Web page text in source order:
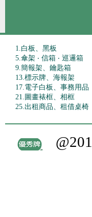
1.白板、黑板
5.傘架 ‧ 信箱 ‧ 巡邏箱
9.簡報架、鑰匙箱
13.標示牌、海報架
17.電子白板、事務用品
21.圖畫裱框、相框
25.出租商品、租借桌椅